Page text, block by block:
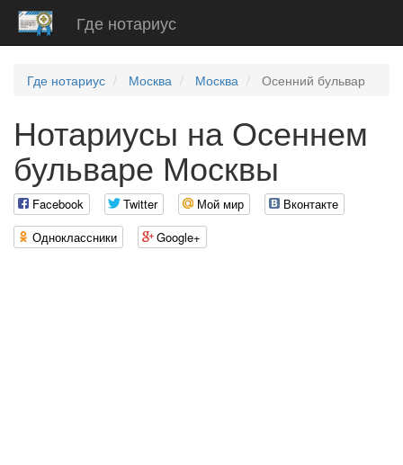
Где нотариус
Где нотариус Москва Москва Осенний бульвар
Нотариусы на Осеннем
бульваре Москвы
Facebook Twitter Мой мир
Вконтакте
Одноклассники
Google+